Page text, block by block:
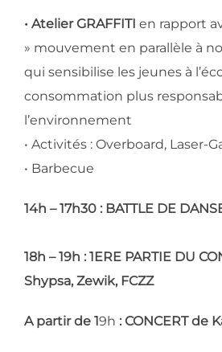
• Atelier GRAFFITI en rapport
» mouvement en parallèle à
qui sensibilise les jeunes à
consommation plus
l’environnement
• Activités : Overboard, Laser-
• Barbecue
14h – 17h30 : BATTLE DE
18h – 19h : 1ERE PARTIE DU
Shypsa, Zewik, FCZZ
A partir de 19h : CONCERT de